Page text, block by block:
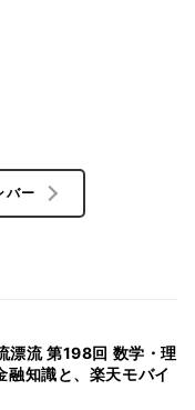
バー
漂流 第198回 数学・理
融知識と、楽天モバイ